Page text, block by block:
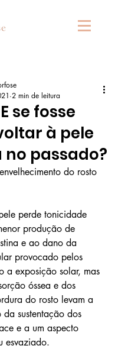
se fosse
à pele
passado?
2 min de leitura
do rosto
perde tonicidade
produção de
e ao dano da
provocado pelos
a exposição solar, mas
óssea e dos
do rosto levam a
sustentação dos
e a um aspecto
esvaziado.